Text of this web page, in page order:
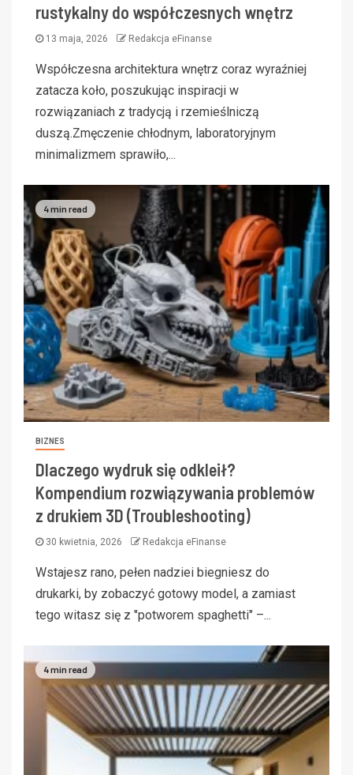
rustykalny do współczesnych wnętrz
13 maja, 2026 Redakcja eFinanse
Współczesna architektura wnętrz coraz wyraźniej
zatacza koło, poszukując inspiracji w
rozwiązaniach z tradycją i rzemieślniczą
duszą.Zmęczenie chłodnym, laboratoryjnym
minimalizmem sprawiło,...
4 min read
BIZNES
Dlaczego wydruk się odkleił?
Kompendium rozwiązywania problemów
z drukiem 3D (Troubleshooting)
30 kwietnia, 2026 Redakcja eFinanse
Wstajesz rano, pełen nadziei biegniesz do
drukarki, by zobaczyć gotowy model, a zamiast
tego witasz się z "potworem spaghetti" –...
4 min read